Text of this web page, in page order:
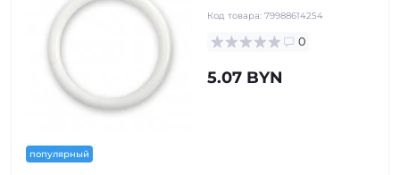
популярный
Код товара: 79988614254
0
5.07 BYN